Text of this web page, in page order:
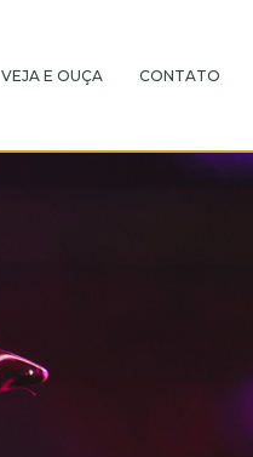
VEJA E OUÇA CONTATO